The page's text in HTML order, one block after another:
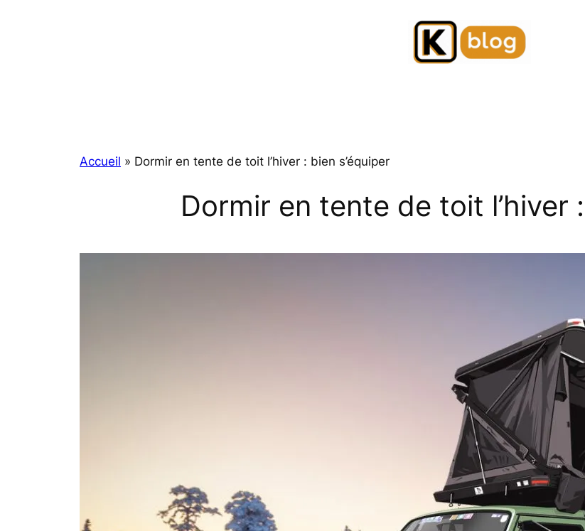
Accueil » Dormir en tente de toit l’hiver : bien s’équiper
Dormir en tente de toit l’hiver